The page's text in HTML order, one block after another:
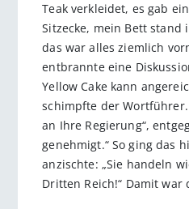
Teak verkleidet, es gab
Sitzecke, mein Bett stand
das war alles ziemlich
entbrannte eine
Yellow Cake kann
schimpfte der
an Ihre Regierung“,
genehmigt.“ So ging das
anzischte: „Sie handeln
Dritten Reich!“ Damit war